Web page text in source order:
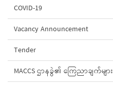
COVID-19
Vacancy Announcement
Tender
MACCS ဌာနခွဲ၏ ကြေညာချက်များ